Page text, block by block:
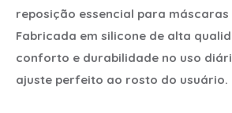
reposição essencial para
Fabricada em silicone de alta
conforto e durabilidade no uso
ajuste perfeito ao rosto do usuário.